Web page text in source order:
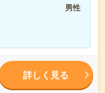
男性
詳しく見る